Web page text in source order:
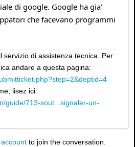
di google. Google ha gia'
che facevano programmi
servizio di assistenza tecnica. Per
andare a questa pagina:
lisez ici:
guide/713-sout...signaler-un-
to join the conversation.